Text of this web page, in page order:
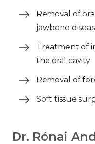
Removal of
jawbone
Treatment of
the oral cavity
Removal of
Soft tissue
Dr. Rónai